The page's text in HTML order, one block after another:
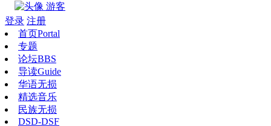
游客
登录 注册
首页Portal
专题
论坛BBS
导读Guide
华语无损
精选音乐
民族无损
DSD-DSF